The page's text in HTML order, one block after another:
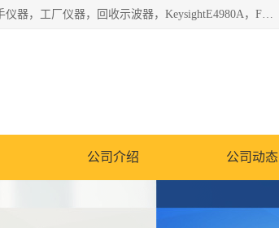
深圳中瑞仪科电子有限公司（zhongr1027.cn.b2b168.com）主要从事回收二手仪器，工厂仪器，回收示波器，KeysightE4980A，FLUKE754，MT8852B，IFR3920，Agilent N4010A，MT8852B等业务，全国统一热线：13570873835。深圳中瑞仪科电子有限公司整批或单出，专业评估高价回收工厂闲置仪器。
公司介绍 公司动态